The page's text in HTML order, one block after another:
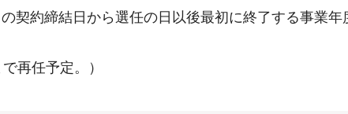
契約締結日から選任の日以後最初に終了する事業
再任予定。）